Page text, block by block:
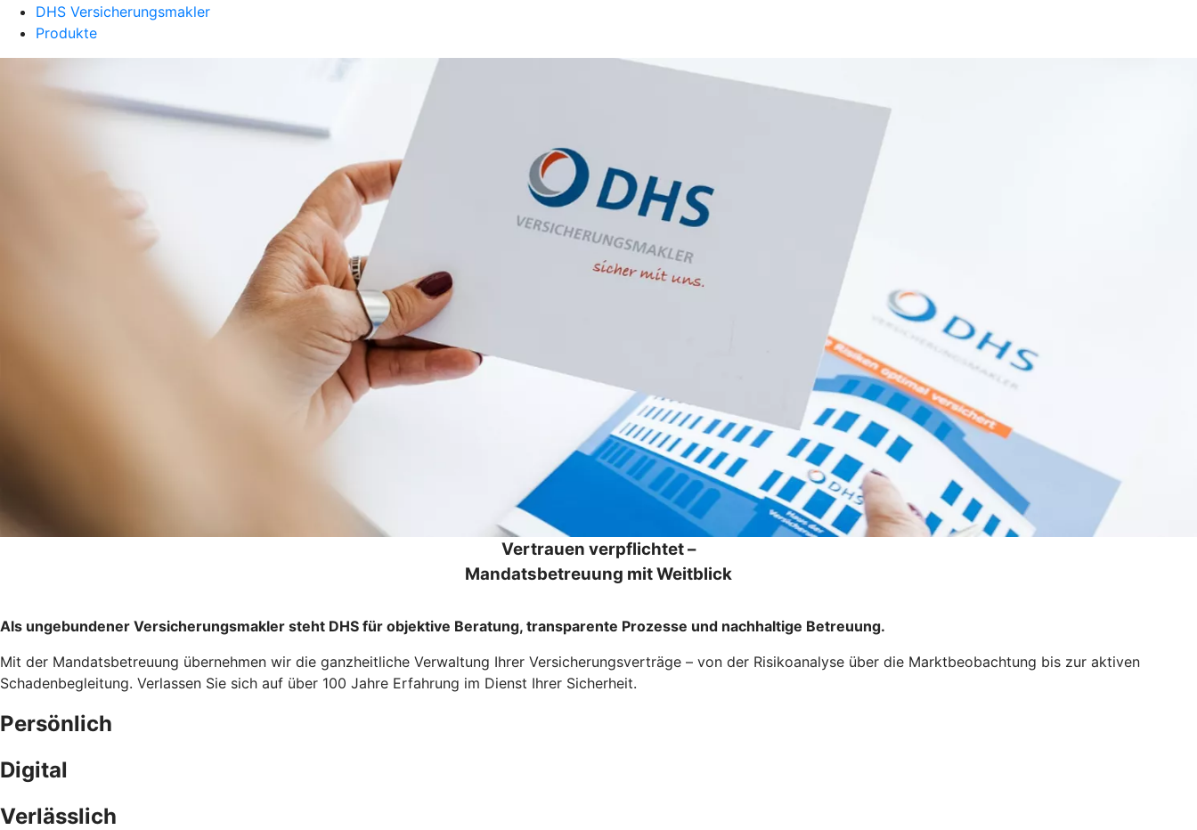
DHS Versicherungsmakler
Produkte
Vertrauen verpflichtet –
Mandatsbetreuung mit Weitblick
Als ungebundener Versicherungsmakler steht DHS für objektive Beratung, transparente Prozesse und nachhaltige Betreuung.
Mit der Mandatsbetreuung übernehmen wir die ganzheitliche Verwaltung Ihrer Versicherungsverträge – von der Risikoanalyse über die Marktbeobachtung bis zur aktiven
Schadenbegleitung. Verlassen Sie sich auf über 100 Jahre Erfahrung im Dienst Ihrer Sicherheit.
Persönlich
Digital
Verlässlich